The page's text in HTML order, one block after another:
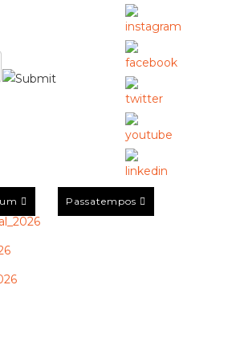
Passatempos